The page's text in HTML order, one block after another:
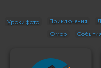
Уроки фото Приключения
Юмор
События